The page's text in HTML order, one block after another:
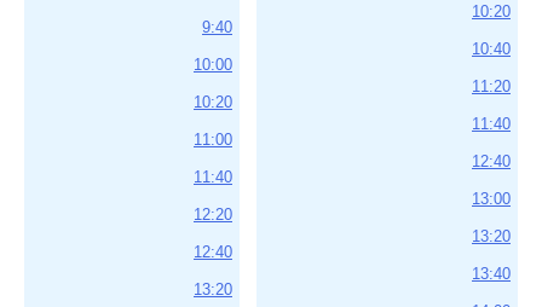
10:20
10:40
11:20
11:40
12:40
13:00
13:20
13:40
9:40
10:00
10:20
11:00
11:40
12:20
12:40
13:20